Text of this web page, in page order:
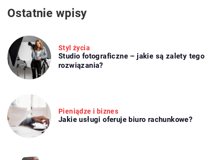
Ostatnie wpisy
Styl życia
Studio fotograficzne – jakie są zalety tego
rozwiązania?
Pieniądze i biznes
Jakie usługi oferuje biuro rachunkowe?